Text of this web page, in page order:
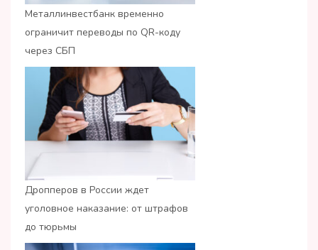
Металлинвестбанк временно
ограничит переводы по QR-коду
через СБП
Дропперов в России ждет
уголовное наказание: от штрафов
до тюрьмы